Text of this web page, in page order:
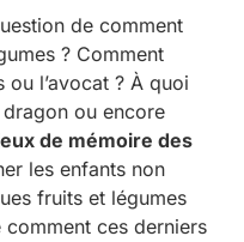
de comment
? Comment
ou l’avocat ? À quoi
ou encore
de mémoire des
les enfants non
fruits et légumes
ces derniers